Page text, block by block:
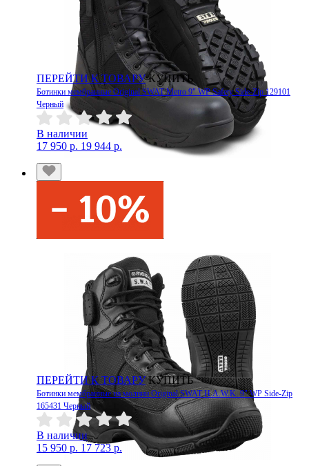
ПЕРЕЙТИ К ТОВАРУ КУПИТЬ
Ботинки мембранные Original SWAT Metro 9" WP Safety Side-Zip 129101
Черный
В наличии
17 950 р. 19 944 р.
ПЕРЕЙТИ К ТОВАРУ КУПИТЬ
Ботинки мембранные на молнии Original SWAT H.A.W.K. 9" WP Side-Zip
165431 Черный
В наличии
15 950 р. 17 723 р.